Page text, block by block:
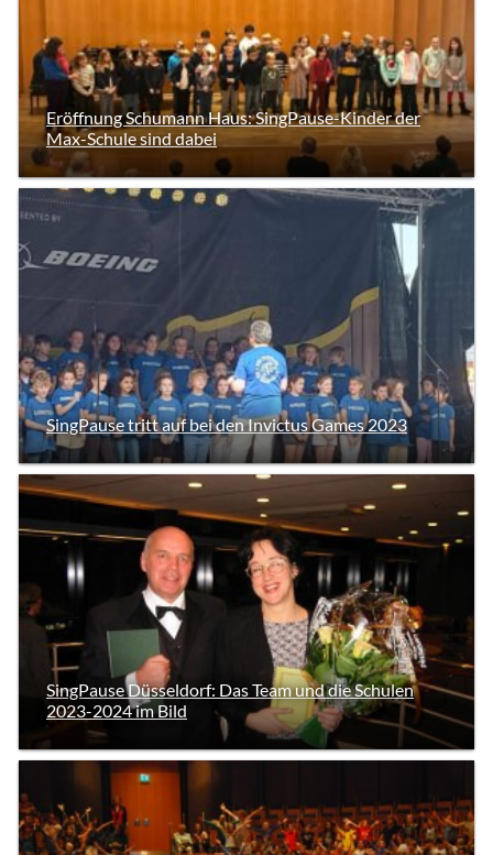
Eröffnung Schumann Haus: SingPause-Kinder der
Max-Schule sind dabei
SingPause tritt auf bei den Invictus Games 2023
SingPause Düsseldorf: Das Team und die Schulen
2023-2024 im Bild